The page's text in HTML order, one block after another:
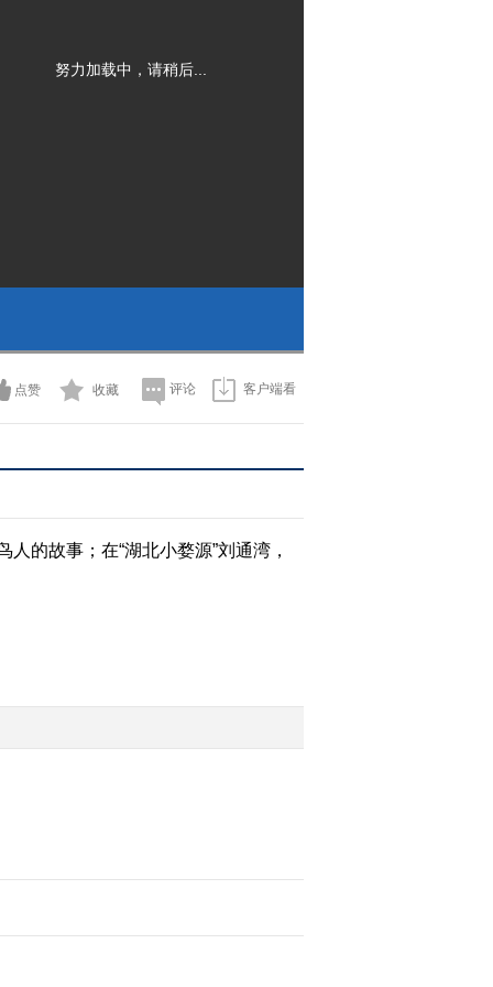
努力加载中，请稍后...
点赞 收藏 评论 客户端看
的故事；在“湖北小婺源”刘通湾，